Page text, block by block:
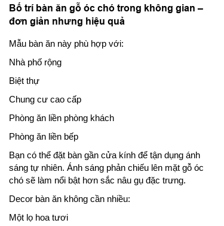
Bố trí bàn ăn gỗ óc chó trong không gian –
đơn giản nhưng hiệu quả
Mẫu bàn ăn này phù hợp với:
Nhà phố rộng
Biệt thự
Chung cư cao cấp
Phòng ăn liền phòng khách
Phòng ăn liền bếp
Bạn có thể đặt bàn gần cửa kính để tận dụng ánh
sáng tự nhiên. Ánh sáng phản chiếu lên mặt gỗ óc
chó sẽ làm nổi bật hơn sắc nâu gụ đặc trưng.
Decor bàn ăn không cần nhiều:
Một lọ hoa tươi